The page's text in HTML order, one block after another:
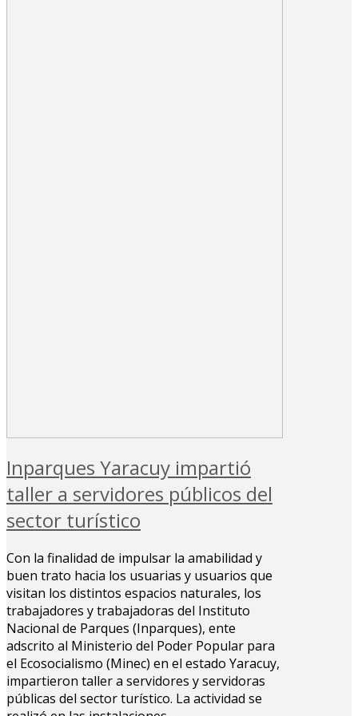
Inparques Yaracuy impartió
taller a servidores públicos del
sector turístico
Con la finalidad de impulsar la amabilidad y
buen trato hacia los usuarias y usuarios que
visitan los distintos espacios naturales, los
trabajadores y trabajadoras del Instituto
Nacional de Parques (Inparques), ente
adscrito al Ministerio del Poder Popular para
el Ecosocialismo (Minec) en el estado Yaracuy,
impartieron taller a servidores y servidoras
públicas del sector turístico. La actividad se